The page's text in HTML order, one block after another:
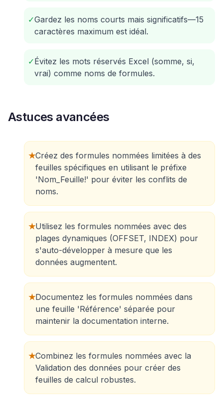
✓Gardez les noms courts mais significatifs—15
caractères maximum est idéal.
✓Évitez les mots réservés Excel (somme, si,
vrai) comme noms de formules.
Astuces avancées
★Créez des formules nommées limitées à des
feuilles spécifiques en utilisant le préfixe
'Nom_Feuille!' pour éviter les conflits de
noms.
★Utilisez les formules nommées avec des
plages dynamiques (OFFSET, INDEX) pour
s'auto-développer à mesure que les
données augmentent.
★Documentez les formules nommées dans
une feuille 'Référence' séparée pour
maintenir la documentation interne.
★Combinez les formules nommées avec la
Validation des données pour créer des
feuilles de calcul robustes.